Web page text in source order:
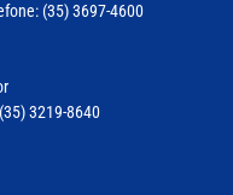
(35) 3697-4600
3219-8640